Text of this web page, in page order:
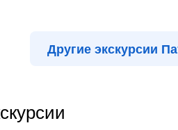
Другие экскурсии